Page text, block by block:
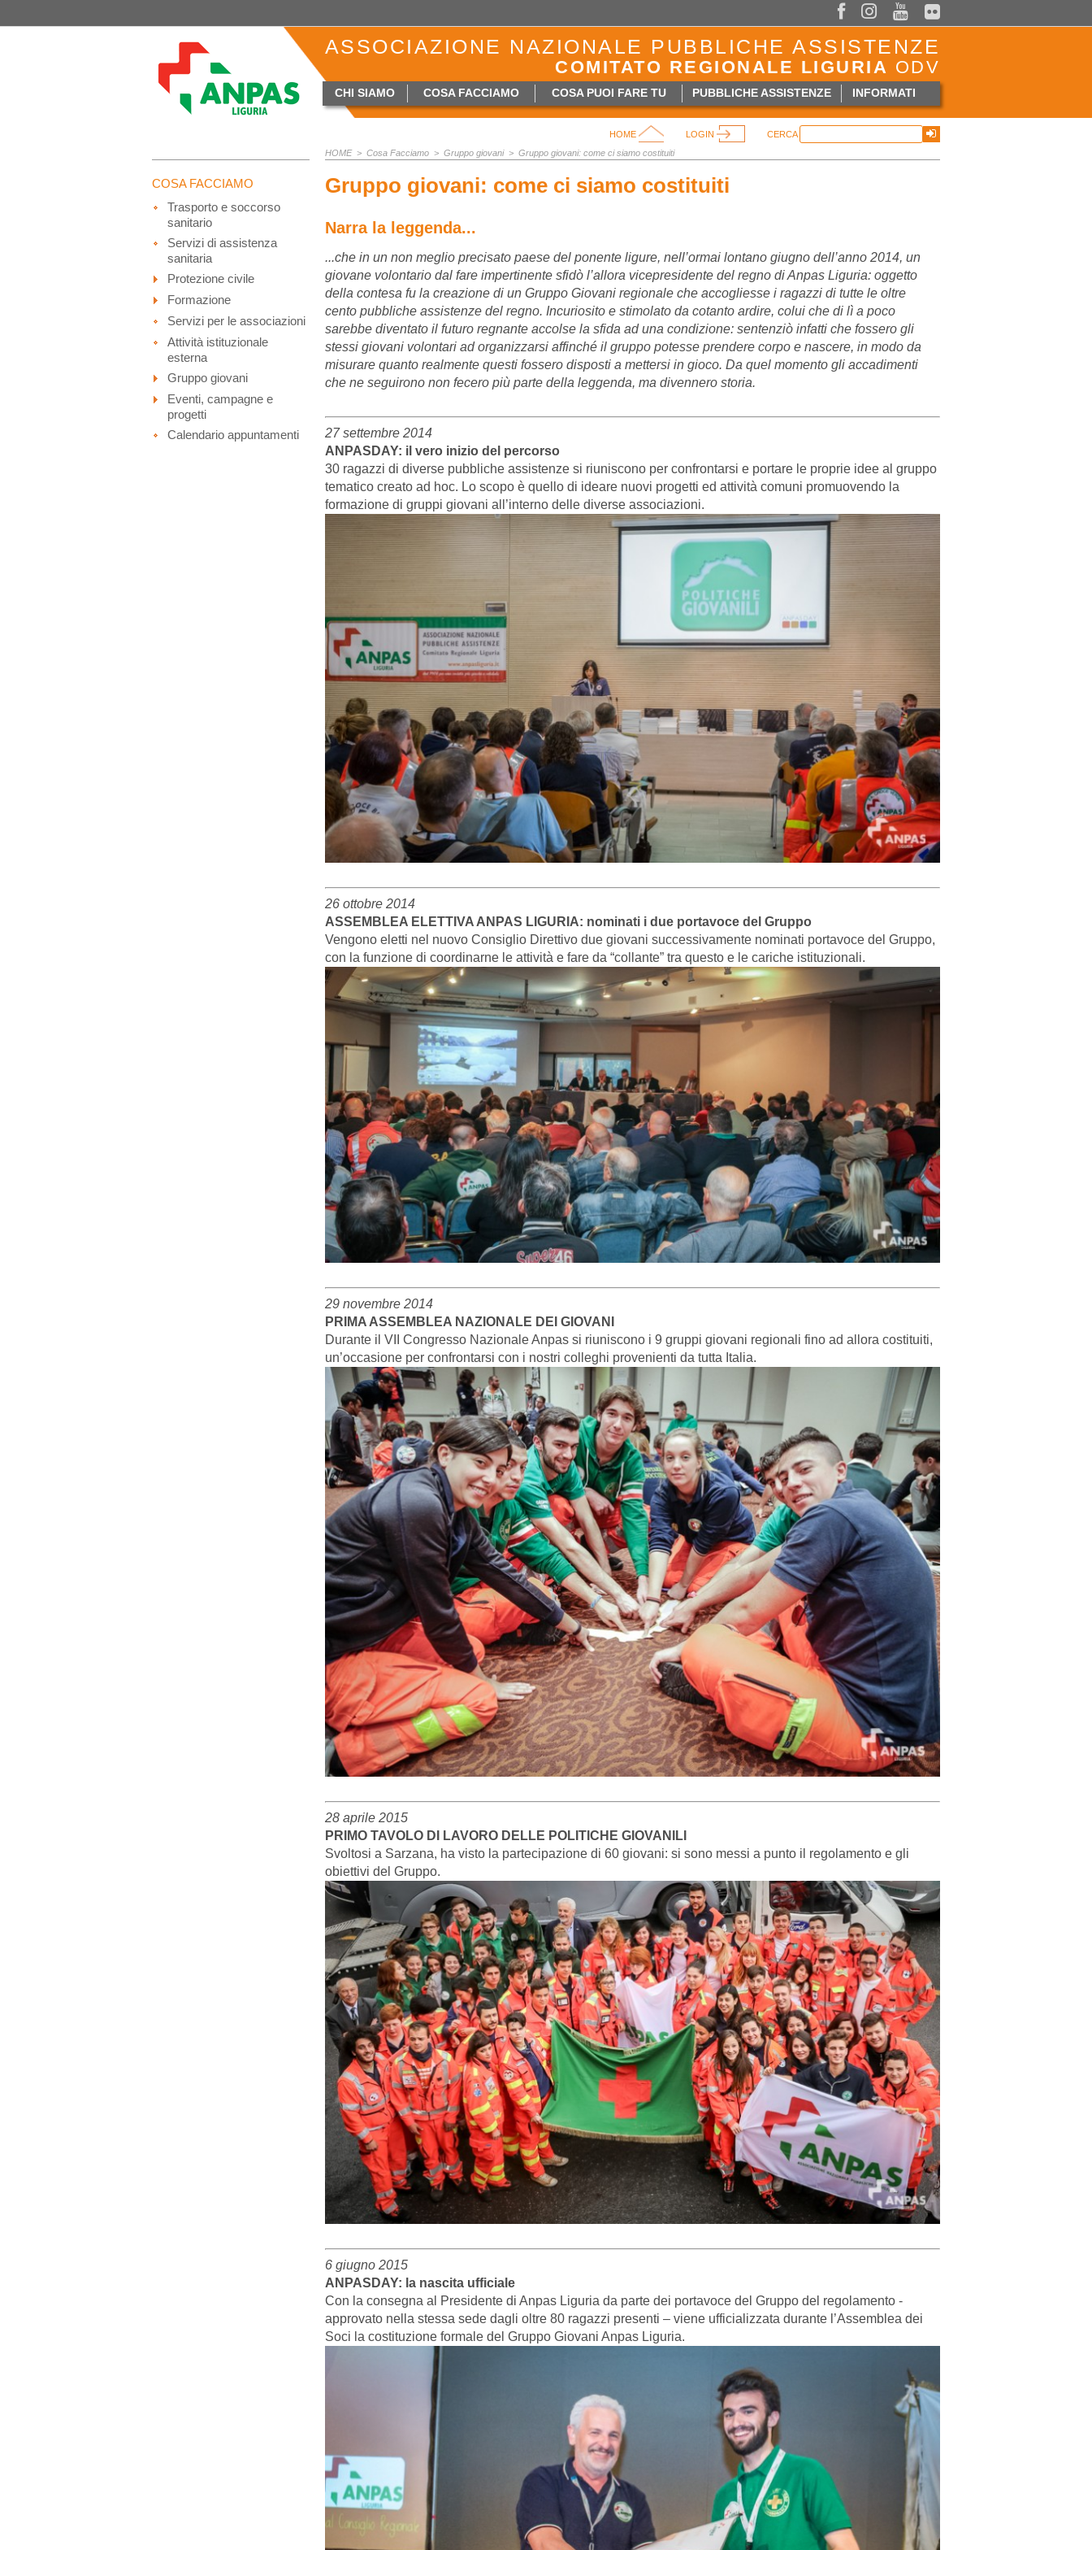
  
ASSOCIAZIONE NAZIONALE PUBBLICHE ASSISTENZE
COMITATO REGIONALE LIGURIA ODV
CHI SIAMO COSA FACCIAMO COSA PUOI FARE TU PUBBLICHE ASSISTENZE INFORMATI
HOME LOGIN CERCA
COSA FACCIAMO
Trasporto e soccorso
sanitario
Servizi di assistenza
sanitaria
Protezione civile
Formazione
Servizi per le associazioni
Attività istituzionale
esterna
Gruppo giovani
Eventi, campagne e
progetti
Calendario appuntamenti
HOME> Cosa Facciamo >Gruppo giovani>Gruppo giovani: come ci siamo costituiti
Gruppo giovani: come ci siamo costituiti
Narra la leggenda...
...che in un non meglio precisato paese del ponente ligure, nell’ormai lontano giugno dell’anno 2014, un
giovane volontario dal fare impertinente sfidò l’allora vicepresidente del regno di Anpas Liguria: oggetto
della contesa fu la creazione di un Gruppo Giovani regionale che accogliesse i ragazzi di tutte le oltre
cento pubbliche assistenze del regno. Incuriosito e stimolato da cotanto ardire, colui che di lì a poco
sarebbe diventato il futuro regnante accolse la sfida ad una condizione: sentenziò infatti che fossero gli
stessi giovani volontari ad organizzarsi affinché il gruppo potesse prendere corpo e nascere, in modo da
misurare quanto realmente questi fossero disposti a mettersi in gioco. Da quel momento gli accadimenti
che ne seguirono non fecero più parte della leggenda, ma divennero storia.
27 settembre 2014
ANPASDAY: il vero inizio del percorso
30 ragazzi di diverse pubbliche assistenze si riuniscono per confrontarsi e portare le proprie idee al gruppo
tematico creato ad hoc. Lo scopo è quello di ideare nuovi progetti ed attività comuni promuovendo la
formazione di gruppi giovani all’interno delle diverse associazioni.
26 ottobre 2014
ASSEMBLEA ELETTIVA ANPAS LIGURIA: nominati i due portavoce del Gruppo
Vengono eletti nel nuovo Consiglio Direttivo due giovani successivamente nominati portavoce del Gruppo,
con la funzione di coordinarne le attività e fare da “collante” tra questo e le cariche istituzionali.
29 novembre 2014
PRIMA ASSEMBLEA NAZIONALE DEI GIOVANI
Durante il VII Congresso Nazionale Anpas si riuniscono i 9 gruppi giovani regionali fino ad allora costituiti,
un’occasione per confrontarsi con i nostri colleghi provenienti da tutta Italia.
28 aprile 2015
PRIMO TAVOLO DI LAVORO DELLE POLITICHE GIOVANILI
Svoltosi a Sarzana, ha visto la partecipazione di 60 giovani: si sono messi a punto il regolamento e gli
obiettivi del Gruppo.
6 giugno 2015
ANPASDAY: la nascita ufficiale
Con la consegna al Presidente di Anpas Liguria da parte dei portavoce del Gruppo del regolamento -
approvato nella stessa sede dagli oltre 80 ragazzi presenti – viene ufficializzata durante l’Assemblea dei
Soci la costituzione formale del Gruppo Giovani Anpas Liguria.